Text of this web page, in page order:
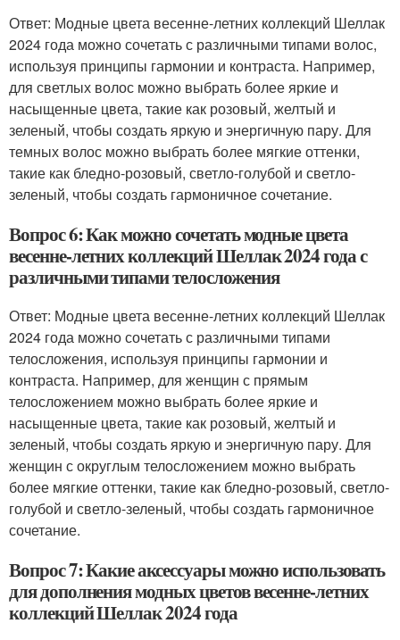
Ответ: Модные цвета весенне-летних коллекций Шеллак
2024 года можно сочетать с различными типами волос,
используя принципы гармонии и контраста. Например,
для светлых волос можно выбрать более яркие и
насыщенные цвета, такие как розовый, желтый и
зеленый, чтобы создать яркую и энергичную пару. Для
темных волос можно выбрать более мягкие оттенки,
такие как бледно-розовый, светло-голубой и светло-
зеленый, чтобы создать гармоничное сочетание.
Вопрос 6: Как можно сочетать модные цвета
весенне-летних коллекций Шеллак 2024 года с
различными типами телосложения
Ответ: Модные цвета весенне-летних коллекций Шеллак
2024 года можно сочетать с различными типами
телосложения, используя принципы гармонии и
контраста. Например, для женщин с прямым
телосложением можно выбрать более яркие и
насыщенные цвета, такие как розовый, желтый и
зеленый, чтобы создать яркую и энергичную пару. Для
женщин с округлым телосложением можно выбрать
более мягкие оттенки, такие как бледно-розовый, светло-
голубой и светло-зеленый, чтобы создать гармоничное
сочетание.
Вопрос 7: Какие аксессуары можно использовать
для дополнения модных цветов весенне-летних
коллекций Шеллак 2024 года